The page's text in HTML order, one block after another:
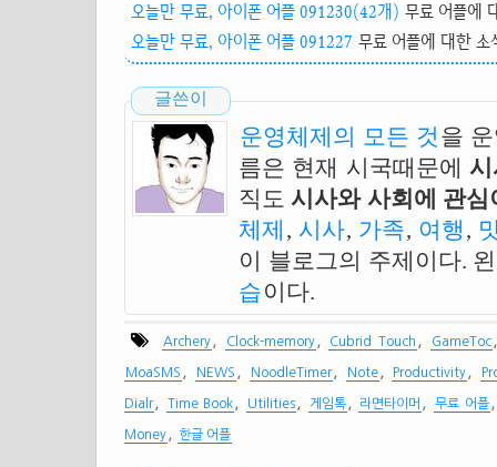
오늘만 무료, 아이폰 어플 091230(42개) 무료 어플에
오늘만 무료, 아이폰 어플 091227 무료 어플에 대한
글쓴이
운영체제의 모든 것 을
름은 현재 시국때문에
직도 시사와 사회에 관
체제 , 시사, 가족, 여행 ,
이 블로그의 주제이다.
습이다.
Archery Clock-memory Cubrid Touch GameToc
MoaSMS NEWS NoodleTimer, Note Productivity
Dialr Time Book Utilities 게임톡 라면타이머 무료 어플
Money 한글 어플